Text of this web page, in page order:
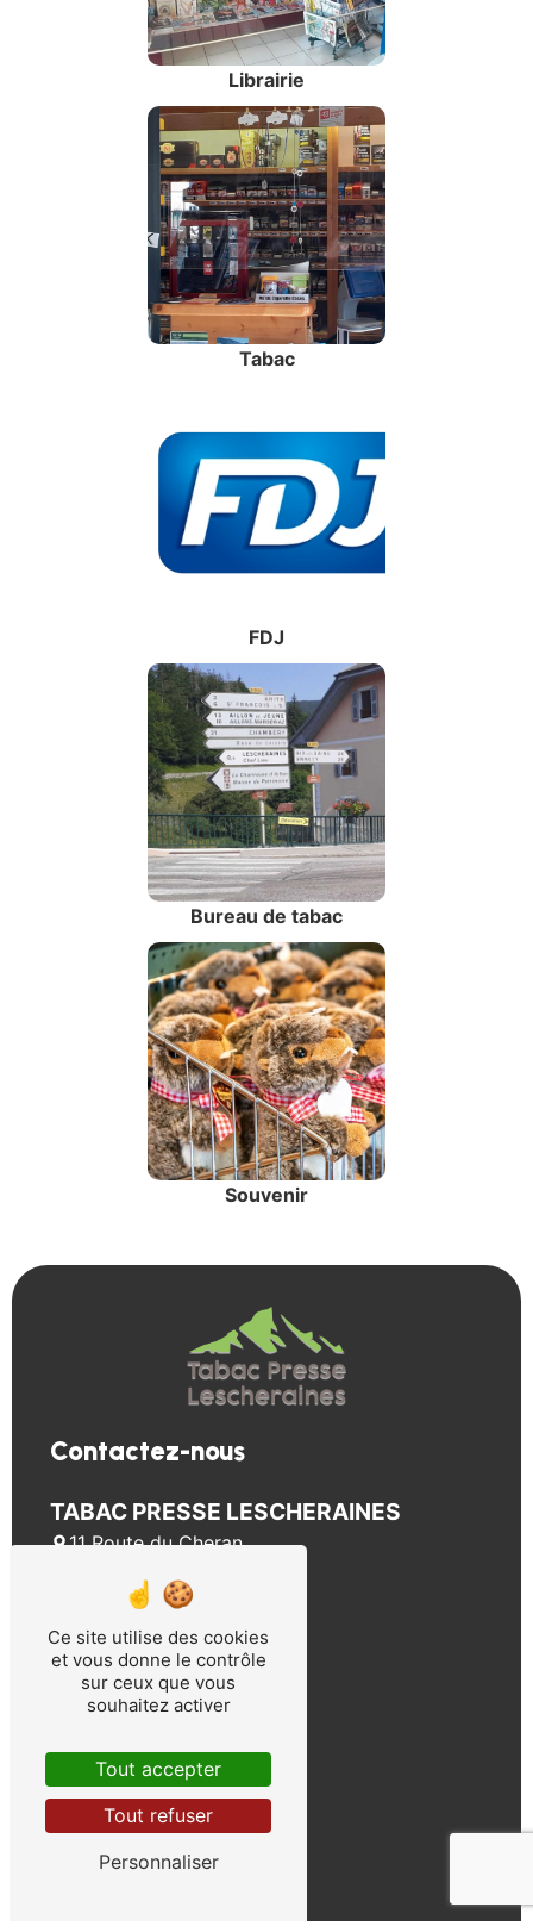
Librairie
Tabac
FDJ
Bureau de tabac
Souvenir
Contactez-nous
TABAC PRESSE LESCHERAINES
11 Route du Cheran
04 79 63 31 31
pressetissier@gmail.com
Plan du site
Contact
Tabac
Presse / Librairie
Ce site utilise des cookies
et vous donne le contrôle
sur ceux que vous
souhaitez activer
Tout accepter
Tout refuser
Personnaliser